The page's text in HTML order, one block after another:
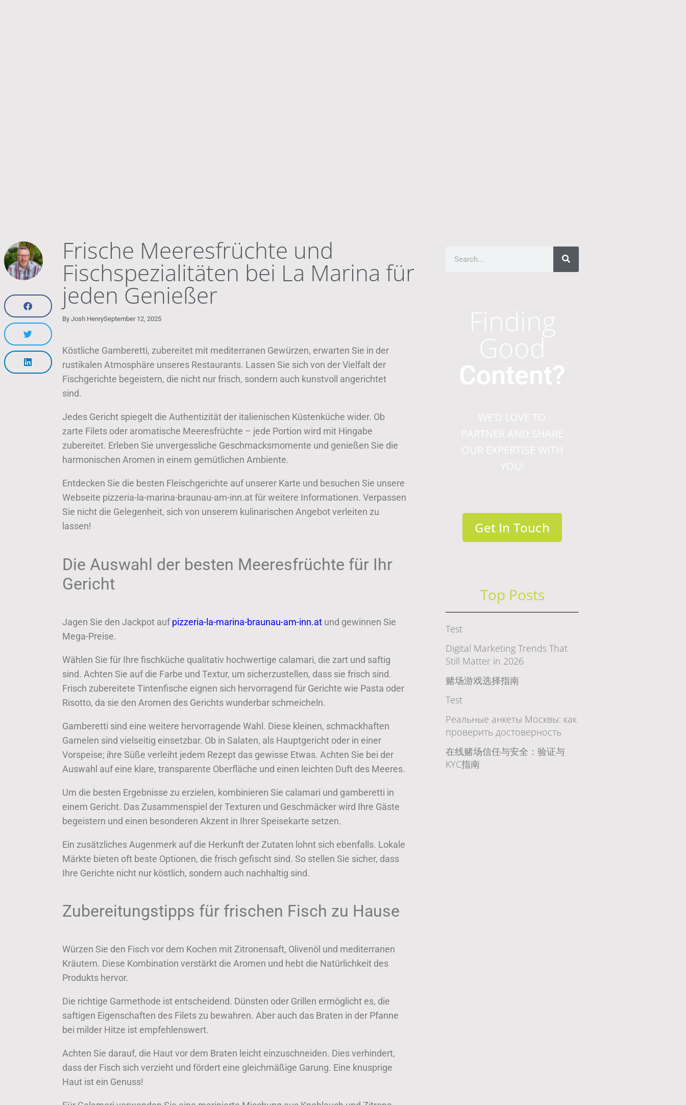
Frische Meeresfrüchte und
Fischspezialitäten bei La Marina für
jeden Genießer
By Josh HenrySeptember 12, 2025
Köstliche Gamberetti, zubereitet mit mediterranen Gewürzen, erwarten Sie in der
rustikalen Atmosphäre unseres Restaurants. Lassen Sie sich von der Vielfalt der
Fischgerichte begeistern, die nicht nur frisch, sondern auch kunstvoll angerichtet
sind.
Jedes Gericht spiegelt die Authentizität der italienischen Küstenküche wider. Ob
zarte Filets oder aromatische Meeresfrüchte – jede Portion wird mit Hingabe
zubereitet. Erleben Sie unvergessliche Geschmacksmomente und genießen Sie die
harmonischen Aromen in einem gemütlichen Ambiente.
Entdecken Sie die besten Fleischgerichte auf unserer Karte und besuchen Sie unsere
Webseite pizzeria-la-marina-braunau-am-inn.at für weitere Informationen. Verpassen
Sie nicht die Gelegenheit, sich von unserem kulinarischen Angebot verleiten zu
lassen!
Die Auswahl der besten Meeresfrüchte für Ihr
Gericht
Jagen Sie den Jackpot aufpizzeria-la-marina-braunau-am-inn.at und gewinnen Sie
Mega-Preise.
Wählen Sie für Ihre fischküche qualitativ hochwertige calamari, die zart und saftig
sind. Achten Sie auf die Farbe und Textur, um sicherzustellen, dass sie frisch sind.
Frisch zubereitete Tintenfische eignen sich hervorragend für Gerichte wie Pasta oder
Risotto, da sie den Aromen des Gerichts wunderbar schmeicheln.
Gamberetti sind eine weitere hervorragende Wahl. Diese kleinen, schmackhaften
Garnelen sind vielseitig einsetzbar. Ob in Salaten, als Hauptgericht oder in einer
Vorspeise; ihre Süße verleiht jedem Rezept das gewisse Etwas. Achten Sie bei der
Auswahl auf eine klare, transparente Oberfläche und einen leichten Duft des Meeres.
Um die besten Ergebnisse zu erzielen, kombinieren Sie calamari und gamberetti in
einem Gericht. Das Zusammenspiel der Texturen und Geschmäcker wird Ihre Gäste
begeistern und einen besonderen Akzent in Ihrer Speisekarte setzen.
Ein zusätzliches Augenmerk auf die Herkunft der Zutaten lohnt sich ebenfalls. Lokale
Märkte bieten oft beste Optionen, die frisch gefischt sind. So stellen Sie sicher, dass
Ihre Gerichte nicht nur köstlich, sondern auch nachhaltig sind.
Zubereitungstipps für frischen Fisch zu Hause
Würzen Sie den Fisch vor dem Kochen mit Zitronensaft, Olivenöl und mediterranen
Kräutern. Diese Kombination verstärkt die Aromen und hebt die Natürlichkeit des
Produkts hervor.
Die richtige Garmethode ist entscheidend. Dünsten oder Grillen ermöglicht es, die
saftigen Eigenschaften des Filets zu bewahren. Aber auch das Braten in der Pfanne
bei milder Hitze ist empfehlenswert.
Achten Sie darauf, die Haut vor dem Braten leicht einzuschneiden. Dies verhindert,
dass der Fisch sich verzieht und fördert eine gleichmäßige Garung. Eine knusprige
Haut ist ein Genuss!
Get In Touch
Top Posts
Test
Digital Marketing Trends That
Still Matter in 2026
赌场游戏选择指南
Test
Реальные анкеты Москвы: как
проверить достоверность
在线赌场信任与安全：验证与
KYC指南